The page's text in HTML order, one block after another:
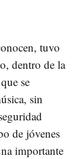
tuvo
dentro de la
se
sin
de jóvenes
importante